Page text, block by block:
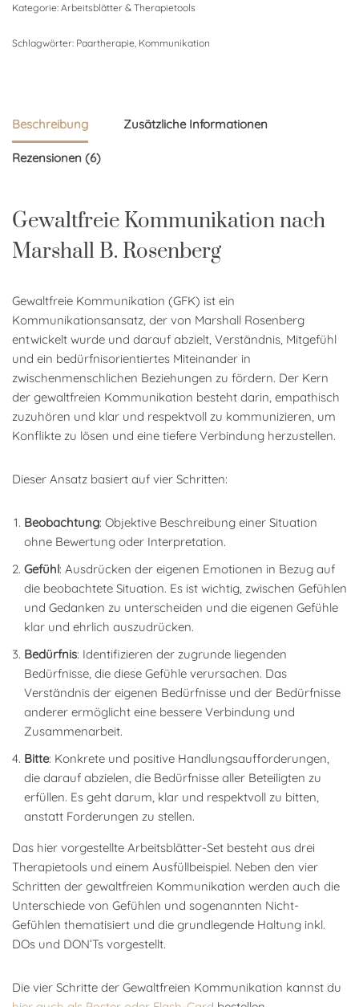
Kategorie: Arbeitsblätter & Therapietools
Schlagwörter: Paartherapie Kommunikation
Beschreibung Zusätzliche Informationen
Rezensionen (6)
Gewaltfreie Kommunikation nach
Marshall B. Rosenberg
Gewaltfreie Kommunikation (GFK) ist ein
Kommunikationsansatz, der von Marshall Rosenberg
entwickelt wurde und darauf abzielt, Verständnis, Mitgefühl
und ein bedürfnisorientiertes Miteinander in
zwischenmenschlichen Beziehungen zu fördern. Der Kern
der gewaltfreien Kommunikation besteht darin, empathisch
zuzuhören und klar und respektvoll zu kommunizieren, um
Konflikte zu lösen und eine tiefere Verbindung herzustellen.
Dieser Ansatz basiert auf vier Schritten:
Beobachtung: Objektive Beschreibung einer Situation
ohne Bewertung oder Interpretation.
Gefühl: Ausdrücken der eigenen Emotionen in Bezug auf
die beobachtete Situation. Es ist wichtig, zwischen Gefühlen
und Gedanken zu unterscheiden und die eigenen Gefühle
klar und ehrlich auszudrücken.
Bedürfnis: Identifizieren der zugrunde liegenden
Bedürfnisse, die diese Gefühle verursachen. Das
Verständnis der eigenen Bedürfnisse und der Bedürfnisse
anderer ermöglicht eine bessere Verbindung und
Zusammenarbeit.
Bitte: Konkrete und positive Handlungsaufforderungen,
die darauf abzielen, die Bedürfnisse aller Beteiligten zu
erfüllen. Es geht darum, klar und respektvoll zu bitten,
anstatt Forderungen zu stellen.
Das hier vorgestellte Arbeitsblätter-Set besteht aus drei
Therapietools und einem Ausfüllbeispiel. Neben den vier
Schritten der gewaltfreien Kommunikation werden auch die
Unterschiede von Gefühlen und sogenannten Nicht-
Gefühlen thematisiert und die grundlegende Haltung inkl.
DOs und DON’Ts vorgestellt.
Die vier Schritte der Gewaltfreien Kommunikation kannst du